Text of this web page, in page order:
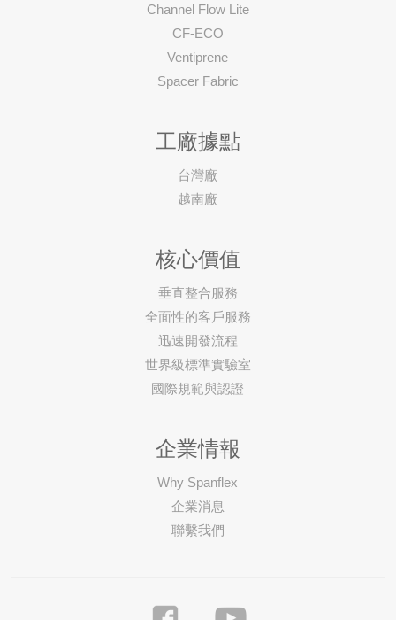
Channel Flow Lite
CF-ECO
Ventiprene
Spacer Fabric
工廠據點
台灣廠
越南廠
核心價值
垂直整合服務
全面性的客戶服務
迅速開發流程
世界級標準實驗室
國際規範與認證
企業情報
Why Spanflex
企業消息
聯繫我們